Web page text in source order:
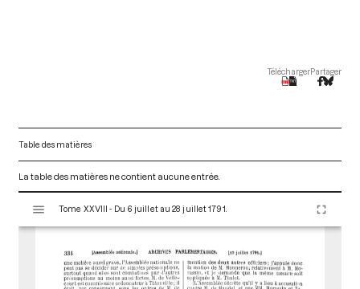
TéléchargerPartager
Table des matières
La table des matières ne contient aucune entrée.
s
Tome XXVIII - Du 6 juillet au 28 juillet 1791.